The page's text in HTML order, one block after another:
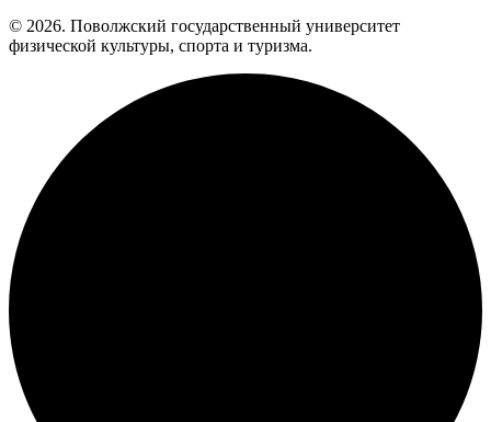
© 2026. Поволжский государственный университет
физической культуры, спорта и туризма.